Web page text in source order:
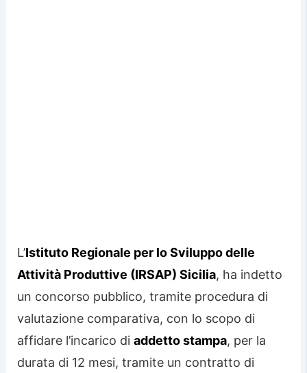
L’Istituto Regionale per lo Sviluppo delle
Attività Produttive (IRSAP) Sicilia, ha indetto
un concorso pubblico, tramite procedura di
valutazione comparativa, con lo scopo di
affidare l’incarico diaddetto stampa, per la
durata di 12 mesi, tramite un contratto di